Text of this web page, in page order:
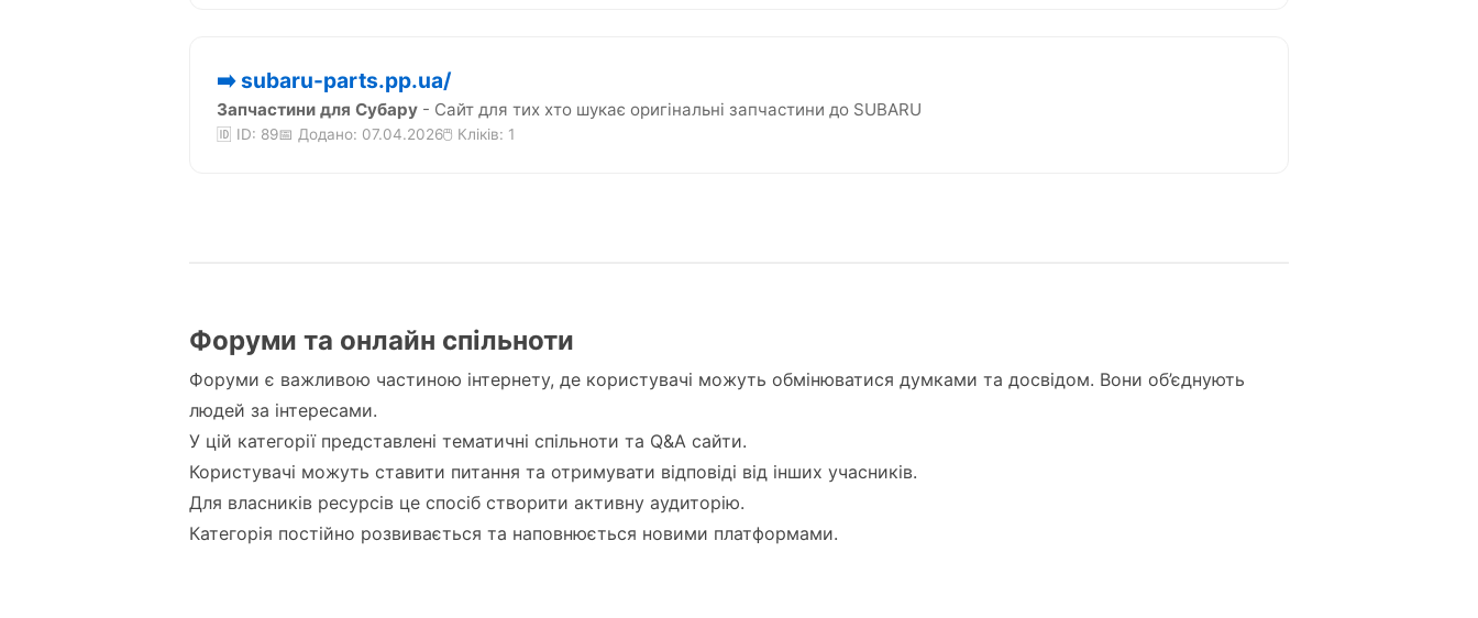
➡️ subaru-parts.pp.ua/
Запчастини для Субару - Сайт для тих хто шукає оригінальні запчастини до SUBARU
🆔 ID: 89📅 Додано: 07.04.2026🖱️ Кліків: 1
Форуми та онлайн спільноти
Форуми є важливою частиною інтернету, де користувачі можуть обмінюватися думками та досвідом. Вони об’єднують
людей за інтересами.
У цій категорії представлені тематичні спільноти та Q&A сайти.
Користувачі можуть ставити питання та отримувати відповіді від інших учасників.
Для власників ресурсів це спосіб створити активну аудиторію.
Категорія постійно розвивається та наповнюється новими платформами.